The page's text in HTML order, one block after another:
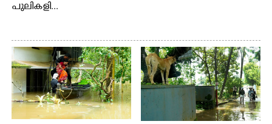
പുലികളി...